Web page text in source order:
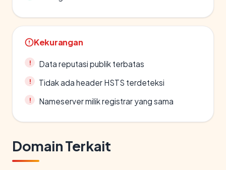
Kekurangan
Data reputasi publik terbatas
Tidak ada header HSTS terdeteksi
Nameserver milik registrar yang sama
Domain Terkait